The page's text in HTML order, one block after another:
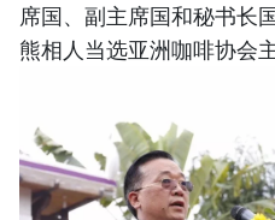
席国、副主席国和秘书长
熊相人当选亚洲咖啡协会主